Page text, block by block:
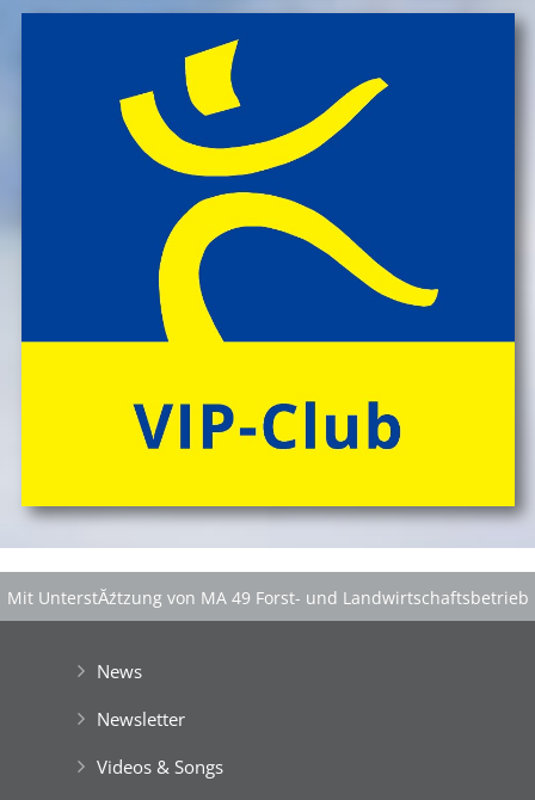
Mit UnterstĂźtzung von MA 49 Forst- und Landwirtschaftsbetrieb
News
Newsletter
Videos & Songs